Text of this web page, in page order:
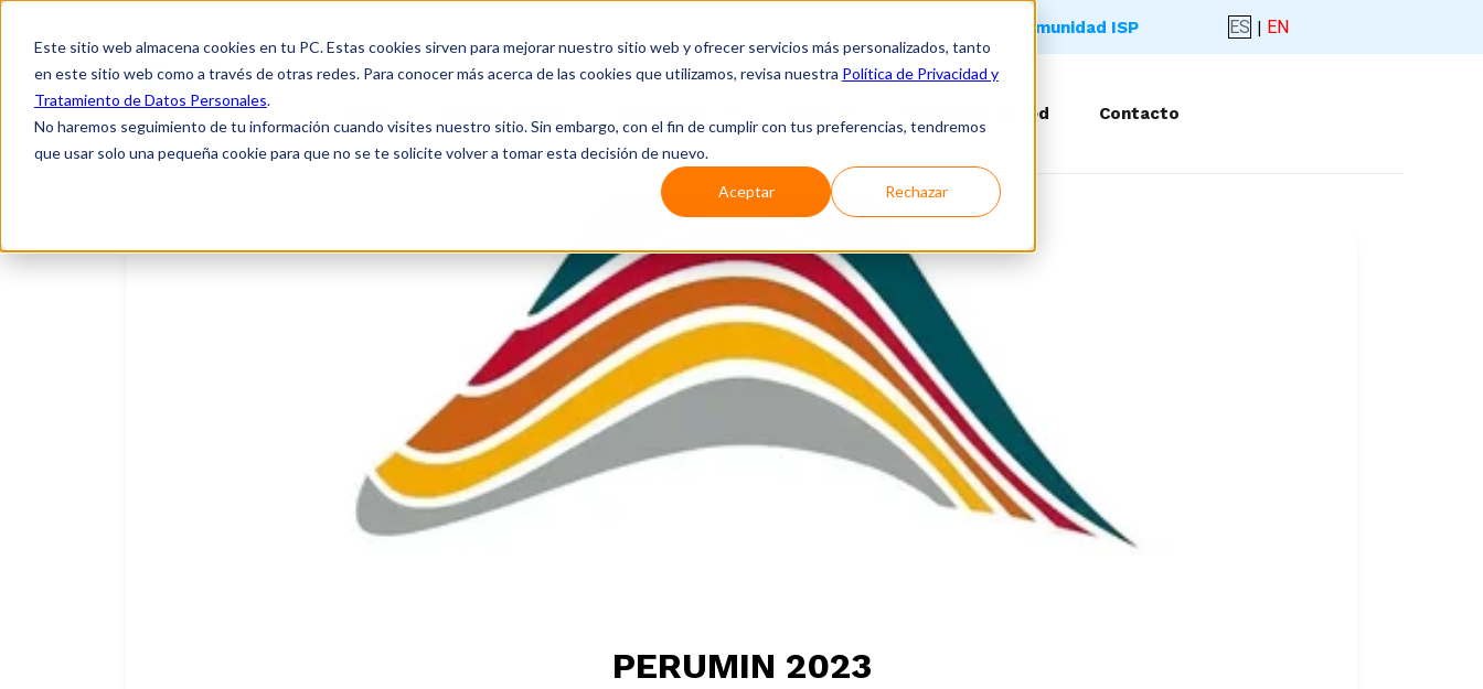
Este sitio web almacena cookies en tu PC. Estas cookies sirven para mejorar nuestro sitio web y ofrecer servicios más personalizados, tanto
en este sitio web como a través de otras redes. Para conocer más acerca de las cookies que utilizamos, revisa nuestra Política de Privacidad y
Tratamiento de Datos Personales.
No haremos seguimiento de tu información cuando visites nuestro sitio. Sin embargo, con el fin de cumplir con tus preferencias, tendremos
que usar solo una pequeña cookie para que no se te solicite volver a tomar esta decisión de nuevo.
Aceptar Rechazar
Comunidad ISP ES | EN
Cobertura de red Contacto
PERUMIN 2023